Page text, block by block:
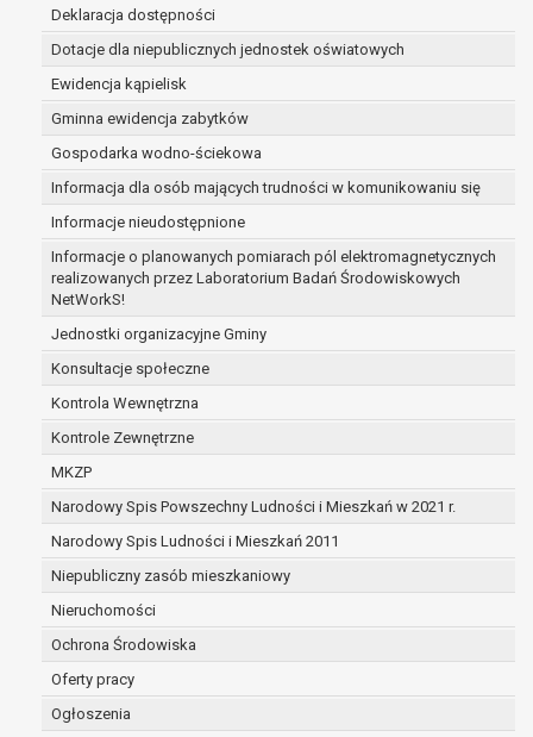
Deklaracja dostępności
Dotacje dla niepublicznych jednostek oświatowych
Ewidencja kąpielisk
Gminna ewidencja zabytków
Gospodarka wodno-ściekowa
Informacja dla osób mających trudności w komunikowaniu się
Informacje nieudostępnione
Informacje o planowanych pomiarach pól elektromagnetycznych
realizowanych przez Laboratorium Badań Środowiskowych
NetWorkS!
Jednostki organizacyjne Gminy
Konsultacje społeczne
Kontrola Wewnętrzna
Kontrole Zewnętrzne
MKZP
Narodowy Spis Powszechny Ludności i Mieszkań w 2021 r.
Narodowy Spis Ludności i Mieszkań 2011
Niepubliczny zasób mieszkaniowy
Nieruchomości
Ochrona Środowiska
Oferty pracy
Ogłoszenia
na podstawie zgody osoby, której dane dotyczą
przetwarzanie odbywa się do czasu wycofania tej
zgody.
W przypadku, gdy dane osobowe przetwarzane są
w celu zawarcia i realizacji umowy przetwarzanie
odbywa się przez okres niezbędny do realizacji
zawartej umowy, a po tym czasie w zakresie
wymaganym przez przepisy prawa lub dla
zabezpieczenia ewentualnych roszczeń, a w
przypadku wyrażenia zgody na przetwarzanie
danych po zakończeniu i rozliczeniu umowy, do
czasu wycofania tej zgody.
Ponadto w przypadku umów o dofinansowanie
dane osobowe od momentu pozyskania
przechowywane są przez okres wynikający z
umowy o dofinansowanie zawartej między
beneficjentem a określoną instytucją, trwałości
danego projektu i konieczności zachowania
dokumentacji projektu do celów kontrolnych.
W związku z przetwarzaniem przez
administratora danych osobowych przysługuje
Pani/Panu:
prawo dostępu do treści danych oraz
otrzymywania ich kopii na podstawie art. 15
RODO;
podstawie art. 16 RODO,